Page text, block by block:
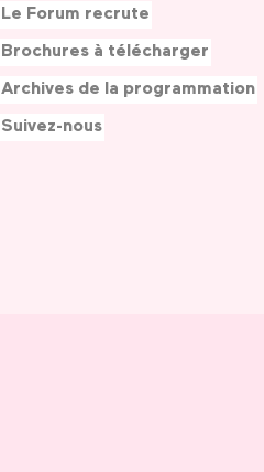
Le Forum recrute
Brochures à télécharger
Archives de la programmation
Suivez-nous